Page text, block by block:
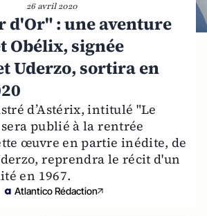
26 avril 2020
d'Or" : une aventure
Obélix, signée
Uderzo, sortira en
d’Astérix, intitulé "Le
publié à la rentrée
œuvre en partie inédite, de
reprendra le récit d'un
en 1967.
Atlantico Rédaction